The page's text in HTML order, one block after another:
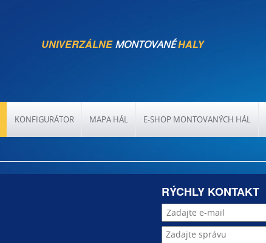
UNIVERZÁLNEMONTOVANÉHALY
KONFIGURÁTOR MAPA HÁL E-SHOP MONTOVANÝCH HÁL
RÝCHLY KONTAKT